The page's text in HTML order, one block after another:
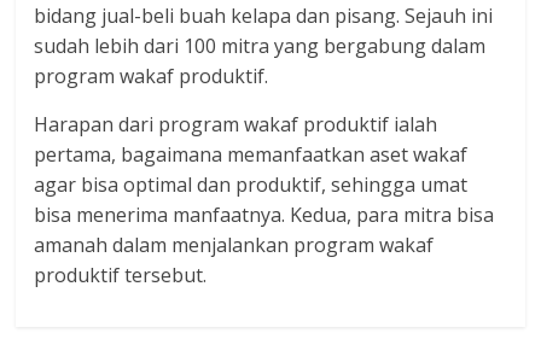
bidang jual-beli buah kelapa dan pisang. Sejauh ini
sudah lebih dari 100 mitra yang bergabung dalam
program wakaf produktif.
Harapan dari program wakaf produktif ialah
pertama, bagaimana memanfaatkan aset wakaf
agar bisa optimal dan produktif, sehingga umat
bisa menerima manfaatnya. Kedua, para mitra bisa
amanah dalam menjalankan program wakaf
produktif tersebut.